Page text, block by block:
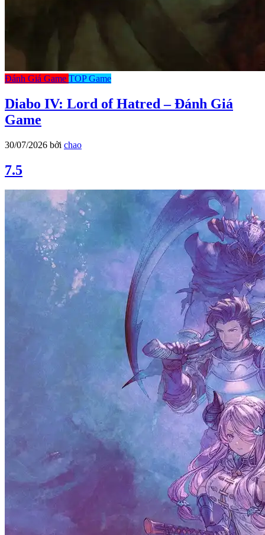
Đánh Giá Game TOP Game
Diabo IV: Lord of Hatred – Đánh Giá
Game
30/07/2026 bởi chao
7.5